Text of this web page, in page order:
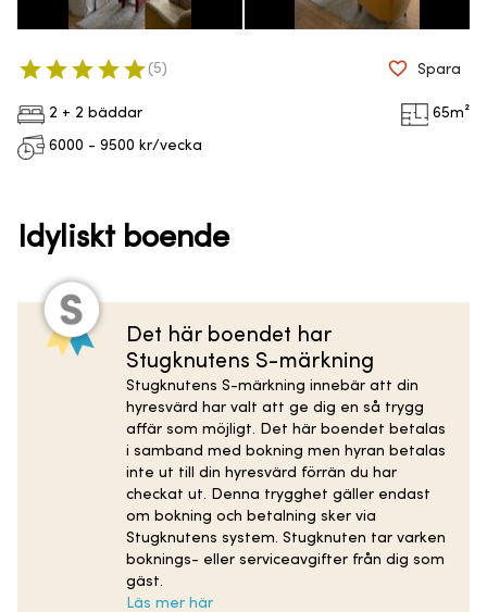
2 + 2 bäddar 65m²
6000 - 9500 kr/vecka
( 5 ) Spara
Idyliskt boende
Det här boendet har
Stugknutens S-märkning
Stugknutens S-märkning innebär att din
hyresvärd har valt att ge dig en så trygg
affär som möjligt. Det här boendet betalas
i samband med bokning men hyran betalas
inte ut till din hyresvärd förrän du har
checkat ut. Denna trygghet gäller endast
om bokning och betalning sker via
Stugknutens system. Stugknuten tar varken
boknings- eller serviceavgifter från dig som
gäst.
Läs mer här